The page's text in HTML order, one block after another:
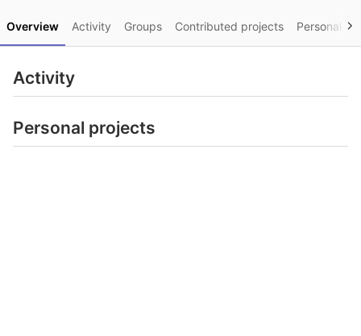
Overview Activity Groups Contributed projects Personal
Activity
Personal projects